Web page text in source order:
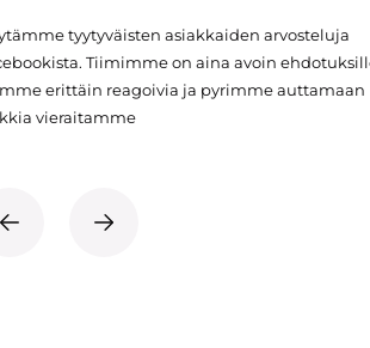
tyytyväisten asiakkaiden arvosteluja
Tiimimme on aina avoin
erittäin reagoivia ja pyrimme auttamaan
vieraitamme